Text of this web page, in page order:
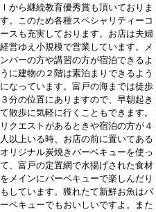
Ｉから継続教育優秀賞も頂いておりま
す。このため各種スペシャリティーコ
ースも充実しております。お店は夫婦
経営ゆえ小規模で営業しています。メ
ンバーの方や講習の方が宿泊できるよ
うに建物の２階は素泊まりできるよう
になっています。富戸の海までは徒歩
３分の位置にありますので、早朝起き
て散歩に気軽に行くこともできます。
リクエストがあるときや宿泊の方が４
人以上いる時、お店の前に置いてある
オリジナル炭焼きバーベキューを使っ
て、富戸の定置網で水揚げされた食材
をメインにバーベキューで楽しんだり
もしています。獲れたて新鮮お魚はバ
ーベキューでもおいしいですよ。また